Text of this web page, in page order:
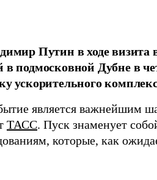
Путин в ходе
подмосковной Дубне в
ускорительного
является важнейшим
ТАСС. Пуск знаменует
которые, как